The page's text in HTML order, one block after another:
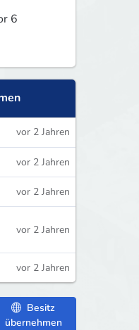
6
vor 2 Jahren
vor 2 Jahren
vor 2 Jahren
vor 2 Jahren
vor 2 Jahren
Besitz
übernehmen